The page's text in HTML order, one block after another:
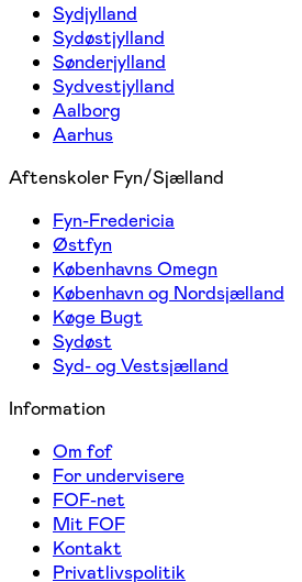
Sydjylland
Sydøstjylland
Sønderjylland
Sydvestjylland
Aalborg
Aarhus
Aftenskoler Fyn/Sjælland
Fyn-Fredericia
Østfyn
Københavns Omegn
København og Nordsjælland
Køge Bugt
Sydøst
Syd- og Vestsjælland
Information
Om fof
For undervisere
FOF-net
Mit FOF
Kontakt
Privatlivspolitik